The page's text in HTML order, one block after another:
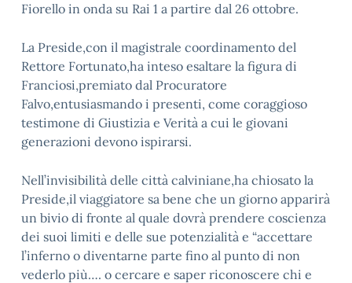
Fiorello in onda su Rai 1 a partire dal 26 ottobre.
La Preside,con il magistrale coordinamento del
Rettore Fortunato,ha inteso esaltare la figura di
Franciosi,premiato dal Procuratore
Falvo,entusiasmando i presenti, come coraggioso
testimone di Giustizia e Verità a cui le giovani
generazioni devono ispirarsi.
Nell’invisibilità delle città calviniane,ha chiosato la
Preside,il viaggiatore sa bene che un giorno apparirà
un bivio di fronte al quale dovrà prendere coscienza
dei suoi limiti e delle sue potenzialità e “accettare
l’inferno o diventarne parte fino al punto di non
vederlo più…. o cercare e saper riconoscere chi e